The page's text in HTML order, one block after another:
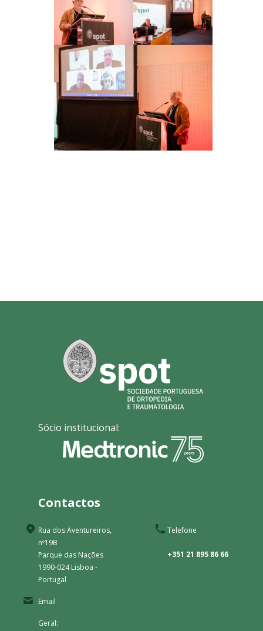
Sócio institucional:
Contactos
Rua dos Aventureiros,
nº19B
Parque das Nações
1990-024 Lisboa -
Portugal
Telefone
+351 21 895 86 66
Email
Geral: